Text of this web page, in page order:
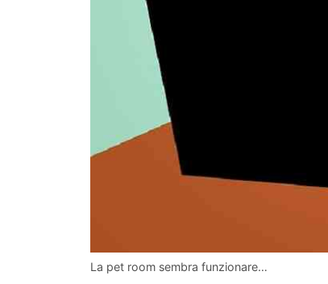
La pet room sembra funzionare…